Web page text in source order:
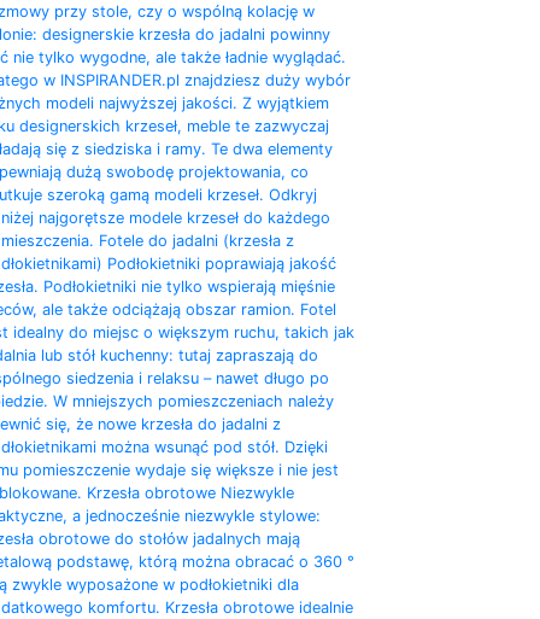
przy stole, czy o wspólną kolację w
designerskie krzesła do jadalni powinny
nie tylko wygodne, ale także ładnie wyglądać.
w INSPIRANDER.pl znajdziesz duży wybór
modeli najwyższej jakości. Z wyjątkiem
designerskich krzeseł, meble te zazwyczaj
się z siedziska i ramy. Te dwa elementy
dużą swobodę projektowania, co
szeroką gamą modeli krzeseł. Odkryj
najgorętsze modele krzeseł do każdego
Fotele do jadalni (krzesła z
Podłokietniki poprawiają jakość
Podłokietniki nie tylko wspierają mięśnie
ale także odciążają obszar ramion. ​Fotel
idealny do miejsc o większym ruchu, takich jak
lub stół kuchenny: tutaj zapraszają do
siedzenia i relaksu – nawet długo po
W mniejszych pomieszczeniach należy
się, że nowe krzesła do jadalni z
można wsunąć pod stół. Dzięki
pomieszczenie wydaje się większe i nie jest
Krzesła obrotowe Niezwykle
a jednocześnie niezwykle stylowe:
obrotowe do stołów jadalnych mają
podstawę, którą można obracać o 360 °
zwykle wyposażone w podłokietniki dla
komfortu. Krzesła obrotowe idealnie